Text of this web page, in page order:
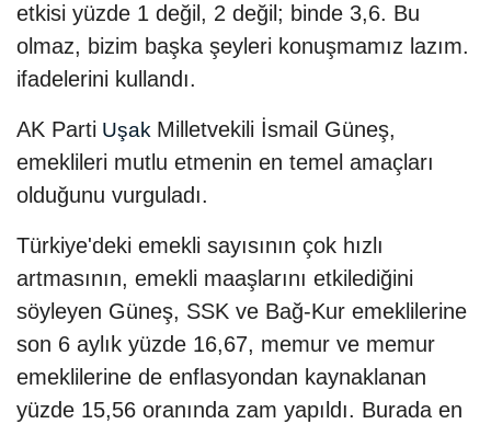
etkisi yüzde 1 değil, 2 değil; binde 3,6. Bu
olmaz, bizim başka şeyleri konuşmamız lazım.
ifadelerini kullandı.
AK Parti Uşak Milletvekili İsmail Güneş,
emeklileri mutlu etmenin en temel amaçları
olduğunu vurguladı.
Türkiye'deki emekli sayısının çok hızlı
artmasının, emekli maaşlarını etkilediğini
söyleyen Güneş, SSK ve Bağ-Kur emeklilerine
son 6 aylık yüzde 16,67, memur ve memur
emeklilerine de enflasyondan kaynaklanan
yüzde 15,56 oranında zam yapıldı. Burada en